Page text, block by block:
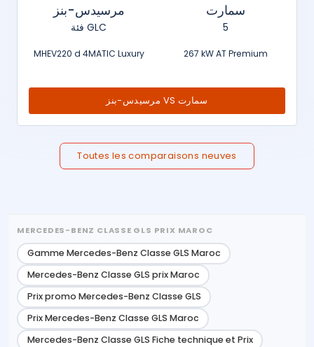
مرسيدس-بنز
فئة GLC
MHEV220 d 4MATIC Luxury
سمارت
5
267 kW AT Premium
مرسيدس-بنز VS سمارت
Toutes les comparaisons neuves
MERCEDES-BENZ CLASSE GLS PRIX MAROC
Gamme Mercedes-Benz Classe GLS Maroc
Mercedes-Benz Classe GLS prix Maroc
Prix promo Mercedes-Benz Classe GLS
Prix Mercedes-Benz Classe GLS Maroc
Mercedes-Benz Classe GLS Fiche technique et Prix